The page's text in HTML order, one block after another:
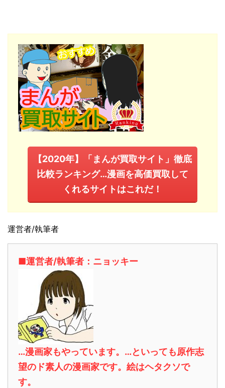
【2020年】「まんが買取サイト」徹底
比較ランキング…漫画を高価買取して
くれるサイトはこれだ！
運営者/執筆者
■運営者/執筆者：ニョッキー
…漫画家もやっています。…といっても原作志
望のド素人の漫画家です。絵はヘタクソで
す。